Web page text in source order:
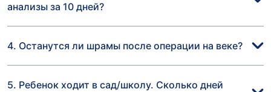
анализы за 10 дней?
4. Останутся ли шрамы после операции на веке?
5. Ребенок ходит в сад/школу. Сколько дней